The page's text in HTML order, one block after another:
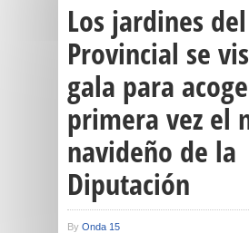
Los jardines
Provincial se
gala para
primera vez el
navideño de la
Diputación
By Onda 15